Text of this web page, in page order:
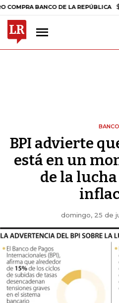
DE LA REPÚBLICA $
BPI advierte
está en un
de la
domingo, 25 de